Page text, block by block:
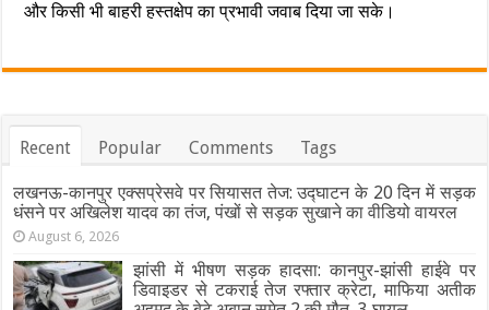
और किसी भी बाहरी हस्तक्षेप का प्रभावी जवाब दिया जा सके।
Recent Popular Comments Tags
लखनऊ-कानपुर एक्सप्रेसवे पर सियासत तेज: उद्घाटन के 20 दिन में सड़क
धंसने पर अखिलेश यादव का तंज, पंखों से सड़क सुखाने का वीडियो वायरल
August 6, 2026
झांसी में भीषण सड़क हादसा: कानपुर-झांसी हाईवे पर
डिवाइडर से टकराई तेज रफ्तार क्रेटा, माफिया अतीक